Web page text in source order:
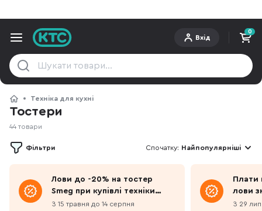
Вхід
0
Техніка для кухні
Лови до -20% на тостер
Smeg при купівлі техніки
червоного кольору
З 15 травня до 14 серпня
Плати
лови
З 29
Тостери
44 товари
Фільтри Спочатку: Найпопулярніші